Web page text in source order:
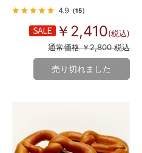
アブランド）
4.9 （15）
￥2,410(税込)
通常価格 ￥2,800 税込
売り切れました